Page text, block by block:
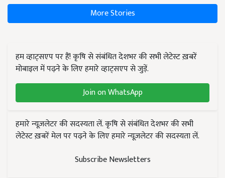
More Stories
हम व्हाट्सएप पर हैं! कृषि से संबंधित देशभर की सभी लेटेस्ट ख़बरें
मोबाइल में पढ़ने के लिए हमारे व्हाट्सएप से जुड़ें.
Join on WhatsApp
हमारे न्यूज़लेटर की सदस्यता लें. कृषि से संबंधित देशभर की सभी
लेटेस्ट ख़बरें मेल पर पढ़ने के लिए हमारे न्यूज़लेटर की सदस्यता लें.
Subscribe Newsletters